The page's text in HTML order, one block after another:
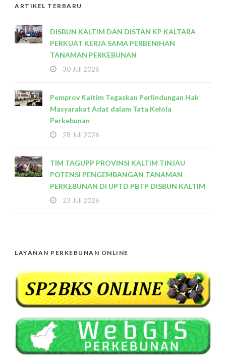
ARTIKEL TERBARU
DISBUN KALTIM DAN DISTAN KP KALTARA
PERKUAT KERJA SAMA PERBENIHAN
TANAMAN PERKEBUNAN
30 Juli 2026
Pemprov Kaltim Tegaskan Perlindungan Hak
Masyarakat Adat dalam Tata Kelola
Perkebunan
28 Juli 2026
TIM TAGUPP PROVINSI KALTIM TINJAU
POTENSI PENGEMBANGAN TANAMAN
PERKEBUNAN DI UPTD PBTP DISBUN KALTIM
23 Juli 2026
LAYANAN PERKEBUNAN ONLINE